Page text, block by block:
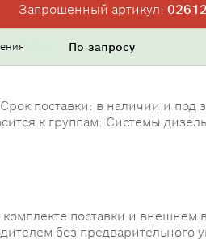
Запрошенный артикул:
По запросу
поставки: в наличии и под
к группам: Системы
поставки и внешнем
без